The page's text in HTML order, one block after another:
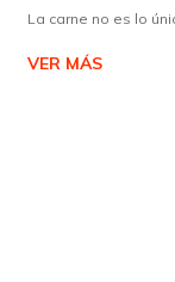
La carne no es lo
VER MÁS